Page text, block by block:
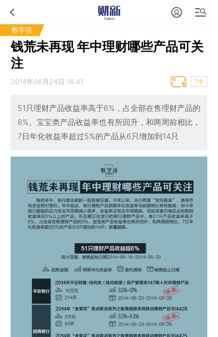
数字说
钱荒未再现 年中理财哪些产品可关
注
2014年06月24日 16:41 T中
51只理财产品收益率高于6%，占全部在售理财产品的
8%。宝宝类产品收益率也有所回升，和两周前相比，
7日年化收益率超过5%的产品从6只增加到14只